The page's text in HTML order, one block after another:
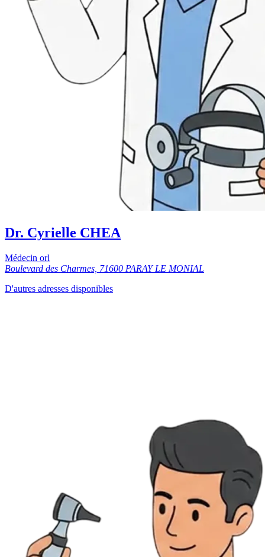
Dr. Cyrielle CHEA
Médecin orl
Boulevard des Charmes, 71600 PARAY LE MONIAL
D'autres adresses disponibles